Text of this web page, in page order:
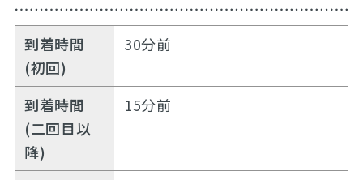
到着時間
(初回)
30分前
到着時間
(二回目以
降)
15分前